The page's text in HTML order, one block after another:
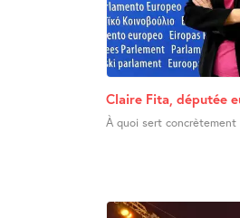
Claire Fita, députée
À quoi sert concrètement